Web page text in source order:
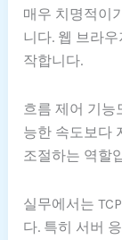
매우 치명적이
니다. 웹 브라
작합니다.
흐름 제어 기능
능한 속도보다
조절하는 역할
실무에서는
다. 특히 서버